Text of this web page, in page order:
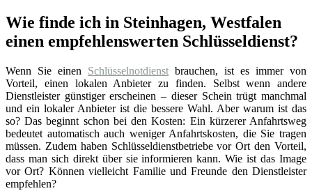
Wie finde ich in Steinhagen, Westfalen
einen empfehlenswerten Schlüsseldienst?
Wenn Sie einen Schlüsselnotdienst brauchen, ist es immer von
Vorteil, einen lokalen Anbieter zu finden. Selbst wenn andere
Dienstleister günstiger erscheinen – dieser Schein trügt manchmal
und ein lokaler Anbieter ist die bessere Wahl. Aber warum ist das
so? Das beginnt schon bei den Kosten: Ein kürzerer Anfahrtsweg
bedeutet automatisch auch weniger Anfahrtskosten, die Sie tragen
müssen. Zudem haben Schlüsseldienstbetriebe vor Ort den Vorteil,
dass man sich direkt über sie informieren kann. Wie ist das Image
vor Ort? Können vielleicht Familie und Freunde den Dienstleister
empfehlen?